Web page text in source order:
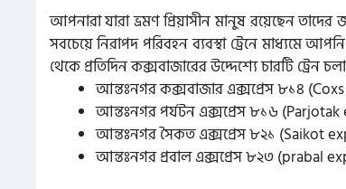
আপনারা যারা ভ্রমণ প্রিয়াসীন মানুষ রয়েছেন
সবচেয়ে নিরাপদ পরিবহন ব্যবস্থা ট্রেনে মাধ্যমে
থেকে প্রতিদিন কক্সবাজারের উদ্দেশ্যে চারটি
আন্তঃনগর কক্সবাজার এক্সপ্রেস ৮১৪
আন্তঃনগর পর্যটন এক্সপ্রেস ৮১৬ (Parjotak
আন্তঃনগর সৈকত এক্সপ্রেস ৮২১ (Saikot
আন্তঃনগর প্রবাল এক্সপ্রেস ৮২৩ (prabal